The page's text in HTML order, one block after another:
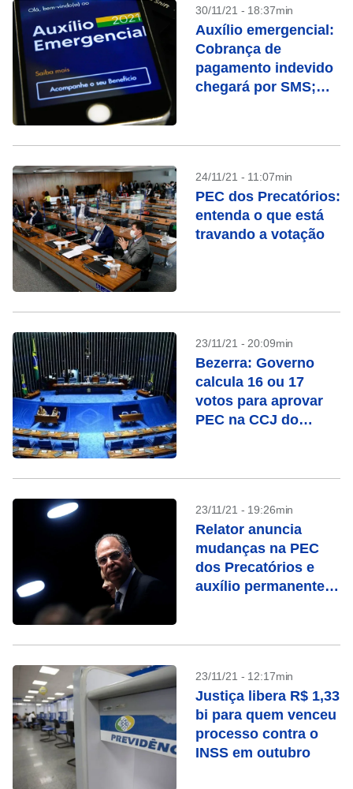
30/11/21 - 18:37min
Auxílio emergencial:
Cobrança de
pagamento indevido
chegará por SMS;
24/11/21 - 11:07min
PEC dos Precatórios:
entenda o que está
travando a votação
23/11/21 - 20:09min
Bezerra: Governo
calcula 16 ou 17
votos para aprovar
PEC na CCJ do
23/11/21 - 19:26min
Relator anuncia
mudanças na PEC
dos Precatórios e
auxílio permanente
23/11/21 - 12:17min
Justiça libera R$ 1,33
bi para quem venceu
processo contra o
INSS em outubro